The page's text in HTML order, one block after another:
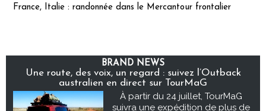
France, Italie : randonnée dans le Mercantour frontalier
BRAND NEWS
Une route, des voix, un regard : suivez l’Outback
australien en direct sur TourMaG
À partir du 24 juillet, TourMaG
suivra une expédition de plus de